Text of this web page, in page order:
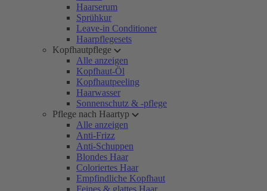
Haarserum
Sprühkur
Leave-in Conditioner
Haarpflegesets
Kopfhautpflege
Alle anzeigen
Kopfhaut-Öl
Kopfhautpeeling
Haarwasser
Sonnenschutz & -pflege
Pflege nach Haartyp
Alle anzeigen
Anti-Frizz
Anti-Schuppen
Blondes Haar
Coloriertes Haar
Empfindliche Kopfhaut
Feines & glattes Haar